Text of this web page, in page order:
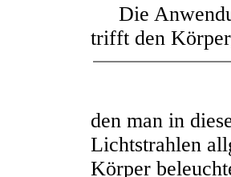
Die
trifft den
den man in
Lichtstrahlen
Körper